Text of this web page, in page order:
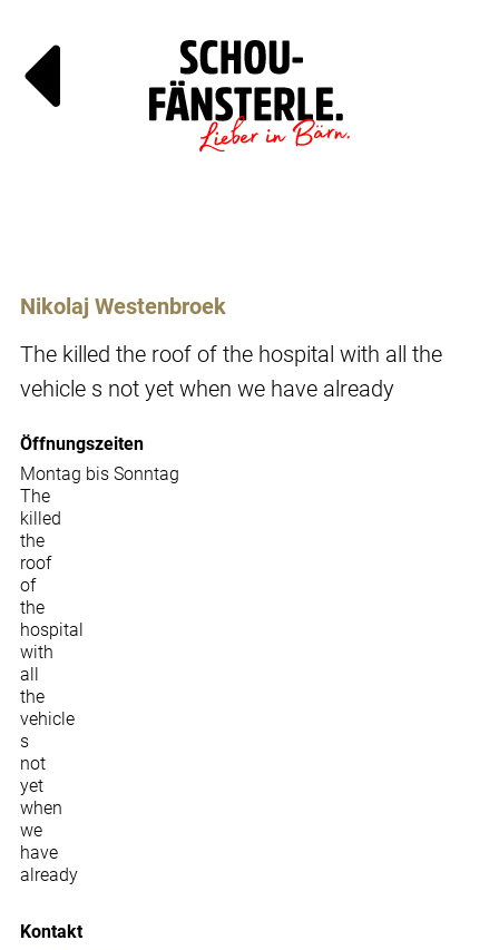
Nikolaj Westenbroek
The killed the roof of the hospital with all the
vehicle s not yet when we have already
Öffnungszeiten
Montag bis Sonntag
The
killed
the
roof
of
the
hospital
with
all
the
vehicle
s
not
yet
when
we
have
already
Kontakt